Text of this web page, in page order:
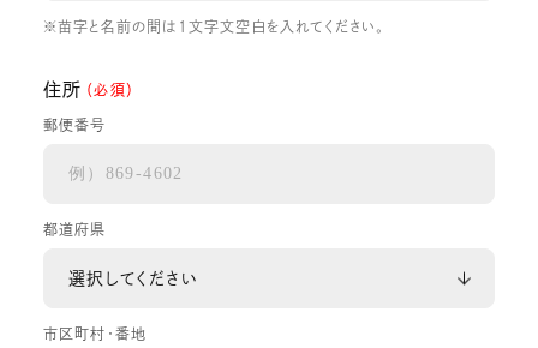
※苗字と名前の間は1文字文空白を入れてください。
住所 （必須）
郵便番号
都道府県
市区町村・番地